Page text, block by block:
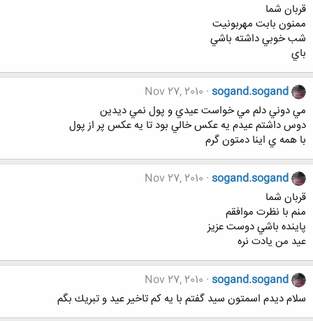
قربان شما
ممنون بابت مهربونيت
شب خوبي داشته باشي
باي
sogand.sogand
Nov 27, 2010
مي دوني دلم مي خواست عيدي و پول نمي ديدين
دوس داشتم عيدم يه عكس خالي بود تا يه عكس پر از پول
با همه ي اينا دمتون گرم
sogand.sogand
Nov 27, 2010
قربان شما
منم با نظرت موافقم
پاينده باشي دوست عزيز
عيد من يادت نره
sogand.sogand
Nov 27, 2010
سلام ديدم اسمتون سيد گفتم با يه كم تاخير عيد و تبريك بگم